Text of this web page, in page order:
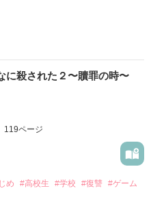
騎士
りがとうございます---
読む
に殺された２〜贖罪の時〜
119ページ
め #高校生 #学校 #復讐 #ゲーム